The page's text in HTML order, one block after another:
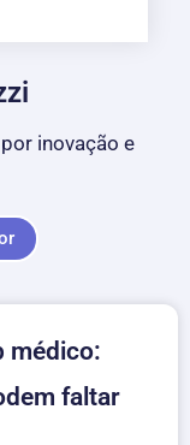
inovação e
médico:
faltar